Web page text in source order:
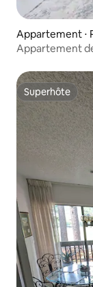
Appartement ⋅
Appartement
Superhôte
Superhôte